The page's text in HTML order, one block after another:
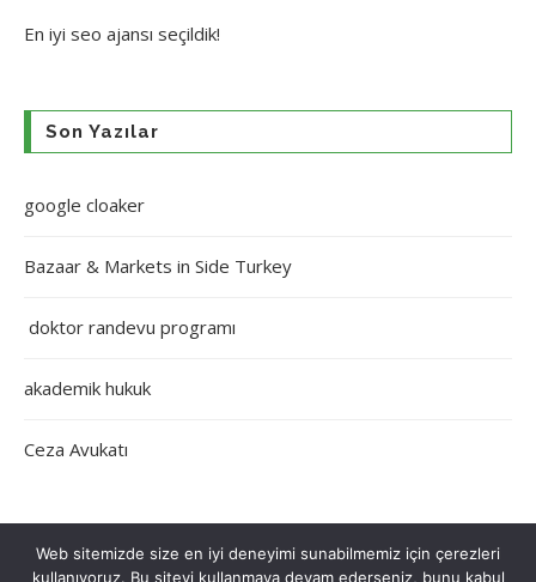
En iyi seo ajansı seçildik!
Son Yazılar
google cloaker
Bazaar & Markets in Side Turkey
doktor randevu programı
akademik hukuk
Ceza Avukatı
Web sitemizde size en iyi deneyimi sunabilmemiz için çerezleri
kullanıyoruz. Bu siteyi kullanmaya devam ederseniz, bunu kabul